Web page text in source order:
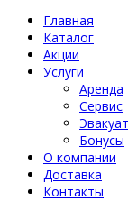
Главная
Каталог
Акции
Услуги
Аренда
Сервис
Бонусы
О компании
Доставка
Контакты